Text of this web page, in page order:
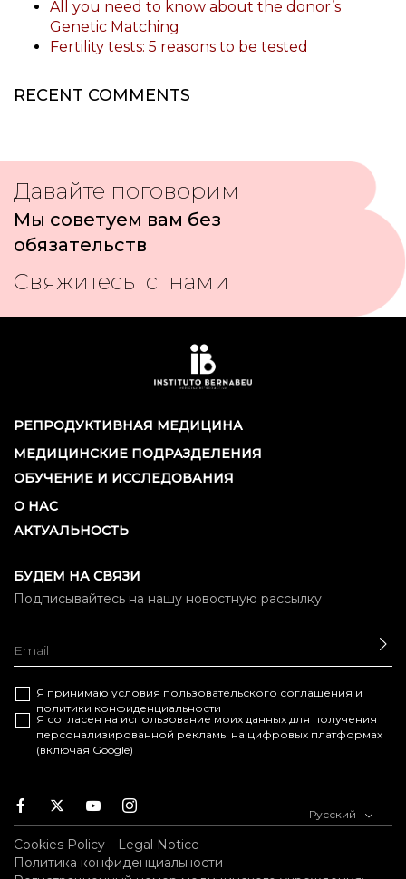
All you need to know about the donor’s
Genetic Matching
Fertility tests: 5 reasons to be tested
RECENT COMMENTS
Давайте поговорим
Мы советуем вам без
обязательств
Свяжитесь с нами
РЕПРОДУКТИВНАЯ МЕДИЦИНА
МЕДИЦИНСКИЕ ПОДРАЗДЕЛЕНИЯ
ОБУЧЕНИЕ И ИССЛЕДОВАНИЯ
О НАС
АКТУАЛЬНОСТЬ
БУДЕМ НА СВЯЗИ
Подписывайтесь на нашу новостную рассылку
Я принимаю условия пользовательского соглашения и
политики конфиденциальности
Я согласен на использование моих данных для получения
персонализированной рекламы на цифровых платформах
(включая Google)
Facebook
TwitterYoutubeInstagram Русский
Cookies Policy
Legal Notice
Политика конфиденциальности